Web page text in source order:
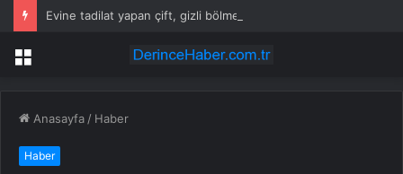
Menü
Anasayfa / Haber
Haber